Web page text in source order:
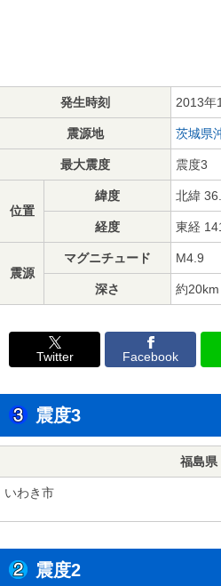
発生時刻 2013年
震源地 茨城県
最大震度 震度3
位置
緯度 北緯
経度 東経
震源
マグニチュード M4.9
深さ 約20km
Twitter Facebook
震度3
福島県
いわき市
震度2